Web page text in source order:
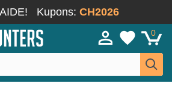
Kupons: CH2026
0